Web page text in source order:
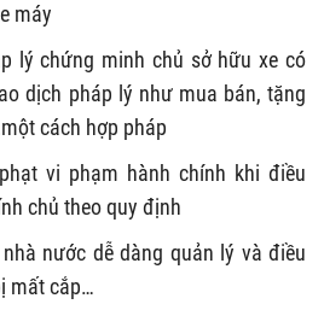
máy
lý chứng minh chủ sở hữu xe có
dịch pháp lý như mua bán, tặng
cách hợp pháp
vi phạm hành chính khi điều
chủ theo quy định
nước dễ dàng quản lý và điều
mất cắp…